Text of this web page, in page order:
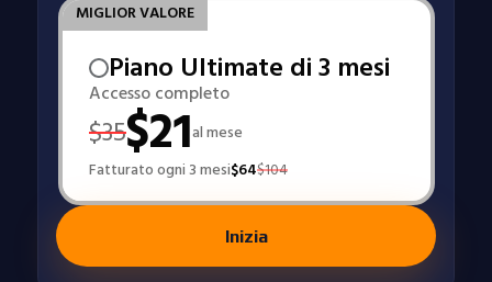
MIGLIOR VALORE
Piano Ultimate di 3 mesi
Accesso completo
$35$21al mese
Fatturato ogni 3 mesi$64$104
Inizia